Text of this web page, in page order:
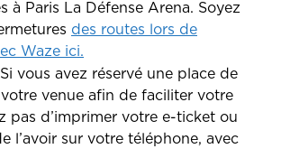
à Paris La Défense Arena. Soyez
des routes lors de
Waze ici.
vous avez réservé une place de
venue afin de faciliter votre
pas d’imprimer votre e-ticket ou
l’avoir sur votre téléphone, avec